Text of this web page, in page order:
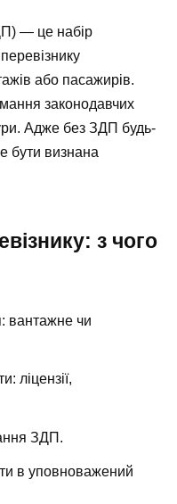
— це набір
або пасажирів.
законодавчих
Адже без ЗДП будь-
бути визнана
з чого
вантажне чи
ліцензії,
ЗДП.
в уповноважений